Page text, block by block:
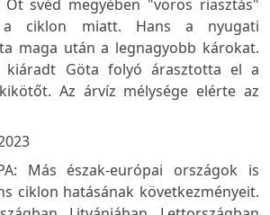
Öt svéd megyében "vörös riasztás"
a ciklon miatt. Hans a nyugati
maga után a legnagyobb károkat.
Göta folyó árasztotta el a
Az árvíz mélysége elérte az
Más észak-európai országok is
ciklon hatásának következményeit.